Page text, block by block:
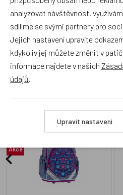
Zboží se stejným
Catalina Estrada lila
Doprava zdarma
Akce
analyzovat návštěvnost,
sdílíme se svými partnery pro
Jejich nastavení upravíte
kdykoliv jej můžete změnit v
informace najdete v našich
údajů
Upravit nastavení